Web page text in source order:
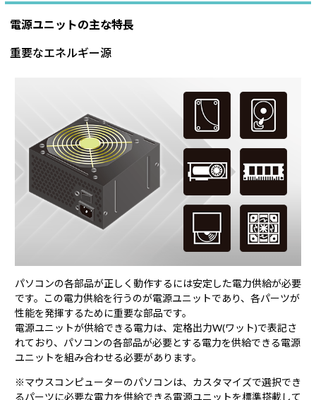
電源ユニットの主な特長
重要なエネルギー源
パソコンの各部品が正しく動作するには安定した電力供給が必要
です。この電力供給を行うのが電源ユニットであり、各パーツが
性能を発揮するために重要な部品です。
電源ユニットが供給できる電力は、定格出力W(ワット)で表記さ
れており、パソコンの各部品が必要とする電力を供給できる電源
ユニットを組み合わせる必要があります。
※マウスコンピューターのパソコンは、カスタマイズで選択でき
るパーツに必要な電力を供給できる電源ユニットを標準搭載して